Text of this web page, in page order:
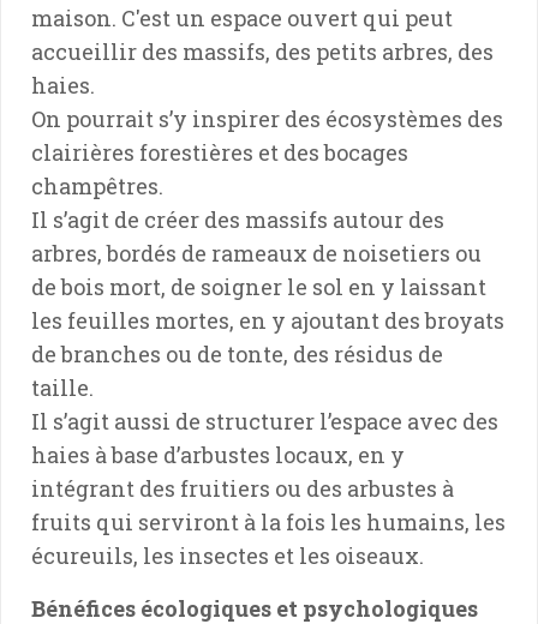
maison. C'est un espace ouvert qui peut
accueillir des massifs, des petits arbres, des
haies.
On pourrait s’y inspirer des écosystèmes des
clairières forestières et des bocages
champêtres.
Il s’agit de créer des massifs autour des
arbres, bordés de rameaux de noisetiers ou
de bois mort, de soigner le sol en y laissant
les feuilles mortes, en y ajoutant des broyats
de branches ou de tonte, des résidus de
taille.
Il s’agit aussi de structurer l’espace avec des
haies à base d’arbustes locaux, en y
intégrant des fruitiers ou des arbustes à
fruits qui serviront à la fois les humains, les
écureuils, les insectes et les oiseaux.
Bénéfices écologiques et psychologiques